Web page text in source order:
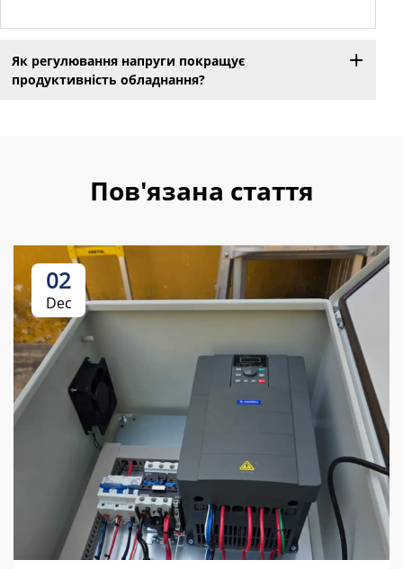
Як регулювання напруги покращує
продуктивність обладнання?
Пов'язана стаття
02
Dec